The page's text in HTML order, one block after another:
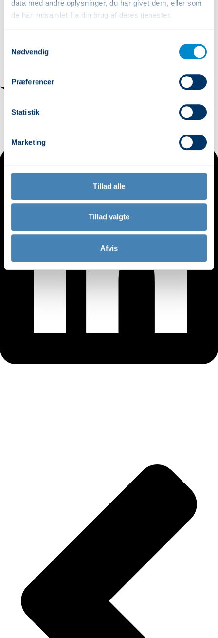
data med andre oplysninger, du har givet dem, eller som
de har indsamlet fra din brug af deres tjenester.
Nødvendig
Præferencer
Statistik
Marketing
Tillad alle
Tillad valgte
Afvis